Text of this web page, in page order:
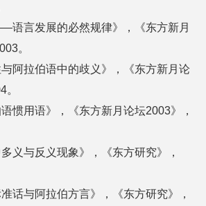
语言发展的必然规律》，《东方新月
。
与阿拉伯语中的歧义》，《东方新月论
语惯用语》，《东方新月论坛2003》，
多义与反义现象》，《东方研究》，
准话与阿拉伯方言》，《东方研究》，